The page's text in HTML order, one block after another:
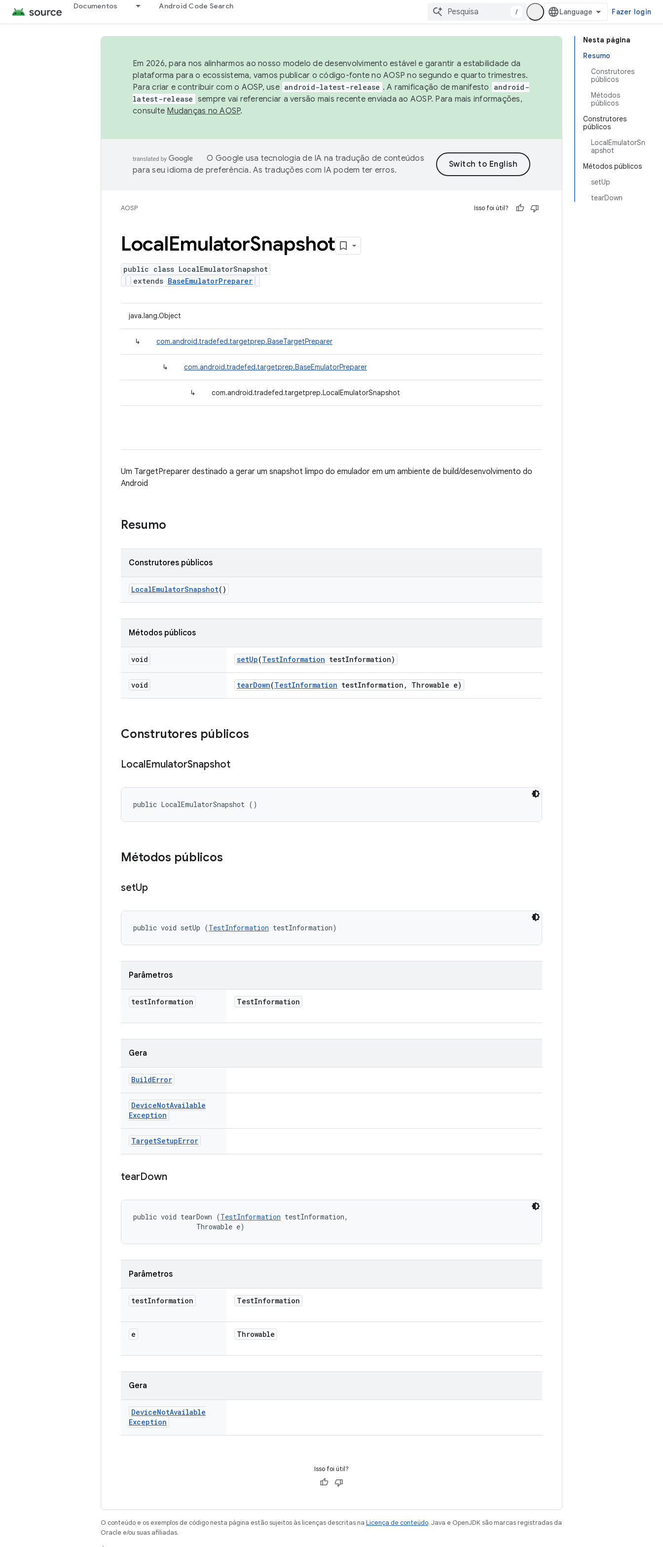
Documentos Android Code Search
/ Fazer login
Nesta página
Resumo
Construtores
públicos
Métodos
públicos
Construtores
públicos
LocalEmulatorSn
apshot
Métodos públicos
setUp
tearDown
Em 2026, para nos alinharmos ao nosso modelo de desenvolvimento estável e garantir a estabilidade da
plataforma para o ecossistema, vamos publicar o código-fonte no AOSP no segundo e quarto trimestres.
Para criar e contribuir com o AOSP, use android-latest-release . A ramificação de manifesto
android-
latest-release sempre vai referenciar a versão mais recente enviada ao AOSP. Para mais informações,
consulte Mudanças no AOSP.
O Google usa tecnologia de IA na tradução de conteúdos
para seu idioma de preferência. As traduções com IA podem ter erros.
AOSP Isso foi útil?
LocalEmulatorSnapshot
public class LocalEmulatorSnapshot
extends BaseEmulatorPreparer
java.lang.Object
↳ com.android.tradefed.targetprep.BaseTargetPreparer
↳ com.android.tradefed.targetprep.BaseEmulatorPreparer
↳ com.android.tradefed.targetprep.LocalEmulatorSnapshot
Um TargetPreparer destinado a gerar um snapshot limpo do emulador em um ambiente de build/desenvolvimento do
Android
Resumo
Construtores públicos
LocalEmulatorSnapshot()
Métodos públicos
void setUp(TestInformation testInformation)
void tearDown(TestInformation testInformation , Throwable e)
Construtores públicos
LocalEmulatorSnapshot
public LocalEmulatorSnapshot ()
Métodos públicos
setUp
public void setUp (TestInformation testInformation)
Parâmetros
testInformation TestInformation
Gera
BuildError
DeviceNotAvailable
Exception
TargetSetupError
tearDown
public void tearDown (TestInformation testInformation,
                Throwable e)
Parâmetros
testInformation TestInformation
e Throwable
Gera
DeviceNotAvailable
Exception
Isso foi útil?
O conteúdo e os exemplos de código nesta página estão sujeitos às licenças descritas na Licença de conteúdo. Java e OpenJDK são marcas registradas da
Oracle e/ou suas afiliadas.